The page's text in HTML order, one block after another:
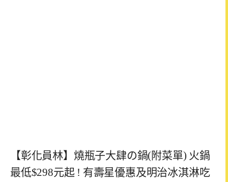
【彰化員林】燒瓶子大肆の鍋(附菜單) 火鍋
最低$298元起 ! 有壽星優惠及明治冰淇淋吃